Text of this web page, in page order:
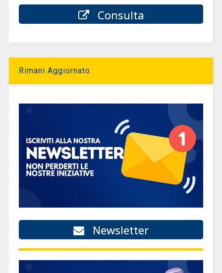
Consulta
Rimani Aggiornato
Newsletter